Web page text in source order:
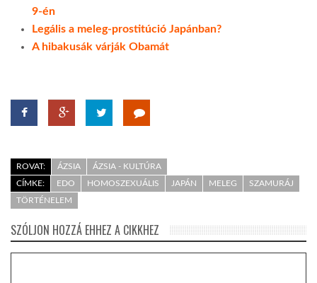
9-én
Legális a meleg-prostitúció Japánban?
A hibakusák várják Obamát
ROVAT: ÁZSIA
ÁZSIA - KULTÚRA
CÍMKE:
EDO HOMOSZEXUÁLIS JAPÁN MELEG
SZAMURÁJ
TÖRTÉNELEM
SZÓLJON HOZZÁ EHHEZ A CIKKHEZ